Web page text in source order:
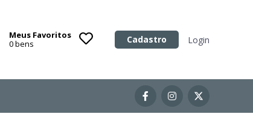
Meus Favoritos
0bens Cadastro Login
Categoria